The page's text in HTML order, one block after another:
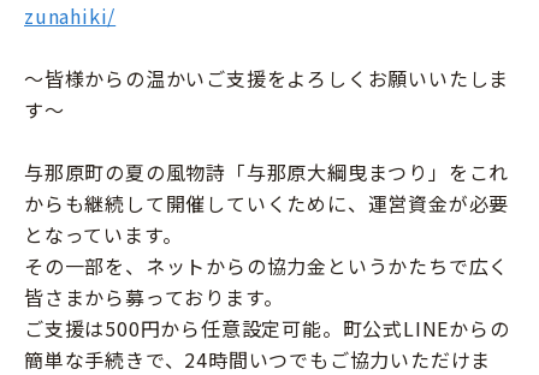
zunahiki/
～皆様からの温かいご支援をよろしくお願いいたしま
す～
与那原町の夏の風物詩「与那原大綱曳まつり」をこれ
からも継続して開催していくために、運営資金が必要
となっています。
その一部を、ネットからの協力金というかたちで広く
皆さまから募っております。
ご支援は500円から任意設定可能。町公式LINEからの
簡単な手続きで、24時間いつでもご協力いただけま